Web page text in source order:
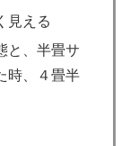
見える
と、半畳サ
時、４畳半